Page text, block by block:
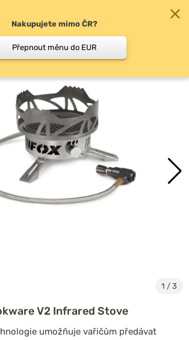
1 / 3
V2 Infrared Stove
umožňuje vařičům předávat
Nakupujete mimo ČR?
Přepnout měnu do EUR